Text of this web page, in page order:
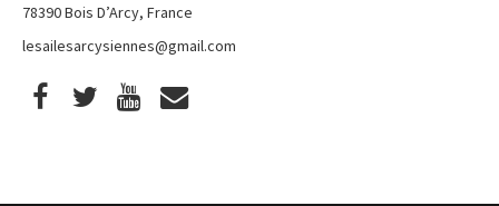
78390 Bois D’Arcy, France
lesailesarcysiennes@gmail.com